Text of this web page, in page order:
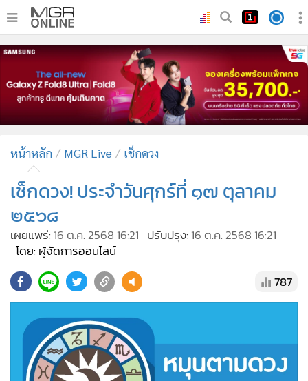
• หน้าหลัก
ทันเหตุการณ์
ภาคใต้
• ภูมิภาค
• บันเทิง
ผู้จัดการรายวัน
• คอลัมนิสต์
• ละคร
CbizReview
• ผู้จัดกวน
Green Innovation & SD
Management & HR
MGR Live
หน้าหลัก MGR Live เช็กดวง
เช็กดวง! ประจำวันศุกร์ที่ ๑๗ ตุลาคม
๒๕๖๘
เผยแพร่: 16 ต.ค. 2568 16:21 ปรับปรุง: 16 ต.ค. 2568 16:21
โดย: ผู้จัดการออนไลน์
787